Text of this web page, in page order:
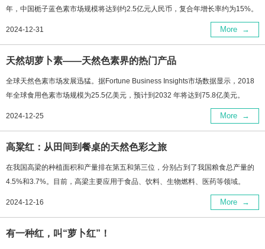
年，中国栀子蓝色素市场规模将达到约2.5亿元人民币，复合年增长率约为15%。
2024-12-31 More →
天然胡萝卜素——天然色素界的热门产品
全球天然色素市场发展迅猛。据Fortune Business Insights市场数据显示，2018
年全球食用色素市场规模为25.5亿美元，预计到2032 年将达到75.8亿美元。
2024-12-25 More →
高粱红：从田间到餐桌的天然色彩之旅
在我国高梁的种植面积和产量排在第五和第三位，分别占到了我国粮食总产量的
4.5%和3.7%。目前，高梁主要应用于食品、饮料、生物燃料、医药等领域。
2024-12-16 More →
有一种红，叫“萝卜红”！